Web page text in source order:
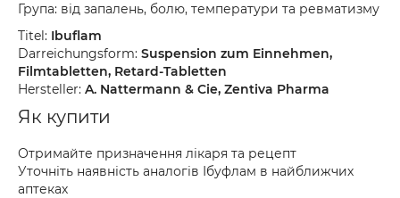
Група: від запалень, болю, температури та ревматизму
Titel: Ibuflam
Darreichungsform: Suspension zum Einnehmen,
Filmtabletten, Retard-Tabletten
Hersteller: A. Nattermann & Cie, Zentiva Pharma
Як купити
Отримайте призначення лікаря та рецепт
Уточніть наявність аналогів Ібуфлам в найближчих
аптеках